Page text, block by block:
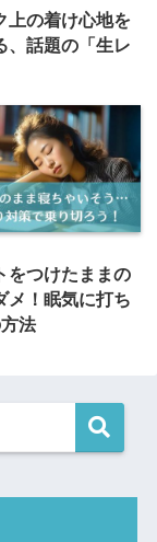
上の着け心地を
、話題の「生レ
をつけたままの
メ！眠気に打ち
法